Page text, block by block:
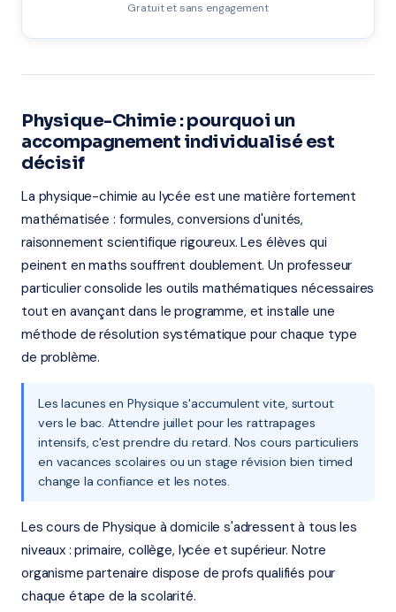
Gratuit et sans engagement
Physique-Chimie : pourquoi un
accompagnement individualisé est
décisif
La physique-chimie au lycée est une matière fortement
mathématisée : formules, conversions d'unités,
raisonnement scientifique rigoureux. Les élèves qui
peinent en maths souffrent doublement. Un professeur
particulier consolide les outils mathématiques nécessaires
tout en avançant dans le programme, et installe une
méthode de résolution systématique pour chaque type
de problème.
Les lacunes en Physique s'accumulent vite, surtout
vers le bac. Attendre juillet pour les rattrapages
intensifs, c'est prendre du retard. Nos cours particuliers
en vacances scolaires ou un stage révision bien timed
change la confiance et les notes.
Les cours de Physique à domicile s'adressent à tous les
niveaux : primaire, collège, lycée et supérieur. Notre
organisme partenaire dispose de profs qualifiés pour
chaque étape de la scolarité.